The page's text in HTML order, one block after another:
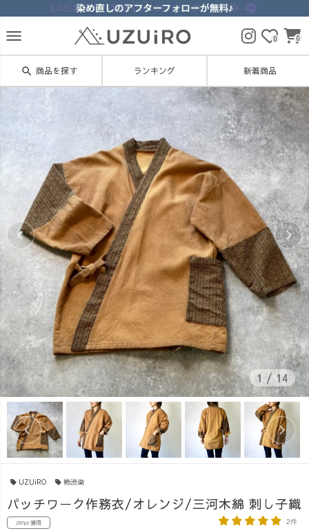
menu 0 0
search 商品を探す ランキング 新着商品
1 /14
UZUiRO 柿渋染
パッチワーク作務衣/オレンジ/三河木綿 刺し子織
297pt 獲得 2件